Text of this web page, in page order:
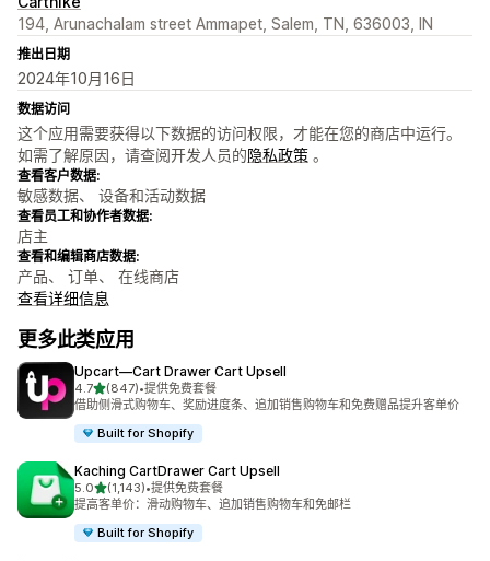
194, Arunachalam street Ammapet, Salem, TN, 636003, IN
推出日期
2024年10月16日
数据访问
这个应用需要获得以下数据的访问权限，才能在您的商店中运行。
如需了解原因，请查阅开发人员的隐私政策 。
查看客户数据:
敏感数据、 设备和活动数据
查看员工和协作者数据:
店主
查看和编辑商店数据:
产品、 订单、 在线商店
查看详细信息
更多此类应用
Upcart—Cart Drawer Cart Upsell
4.7星（满分 5 星）
(847)
总共 847 条评论
•提供免费套餐
借助侧滑式购物车、奖励进度条、追加销售购物车和免费赠品提升客单价
Built for Shopify
Kaching CartDrawer Cart Upsell
5.0星（满分 5 星）
(1,143)
总共 1143 条评论
•提供免费套餐
提高客单价：滑动购物车、追加销售购物车和免邮栏
Built for Shopify